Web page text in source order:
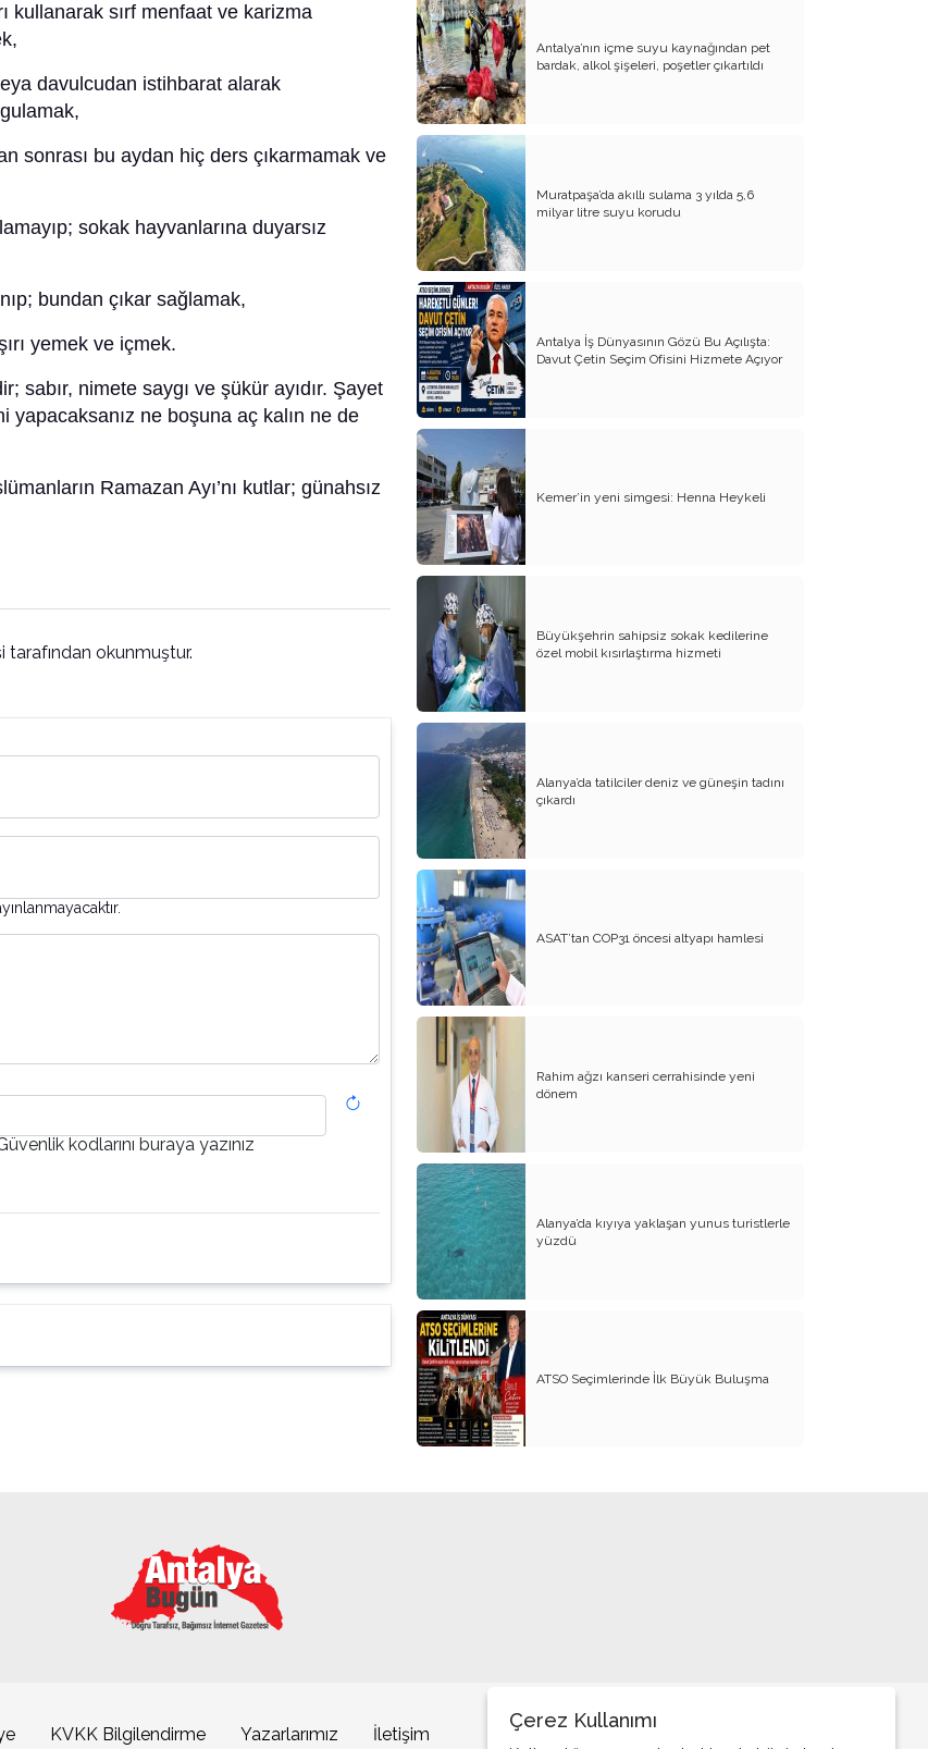
kullanarak sırf menfaat ve karizma
davulcudan istihbarat alarak
sonrası bu aydan hiç ders çıkarmamak ve
sokak hayvanlarına duyarsız
bundan çıkar sağlamak,
yemek ve içmek.
sabır, nimete saygı ve şükür ayıdır. Şayet
yapacaksanız ne boşuna aç kalın ne de
Ramazan Ayı’nı kutlar; günahsız
tarafından okunmuştur.
kodlarını buraya yazınız
Veda Mektubum
Avm’ler Sinek Avlıyor
Hangi Gazetecilerin Günü?
Çok Para, Çok Bela
Geçen Yıldan Akılda Kalanlar
Yeni Yıl Duam
Çağımızın Hastalığı Madde Bağımlılığı
Yürek Burkan İsyanlarım
Organ Nakli ve Bağışı Hakkında
Görüşlerim
Suyumuz Isınıyor Haberiniz Olsun!!
Sözde Kadın Hakları Günü
Engellilerimize Engel Olmayalım
Öğretmenler Günü ve Eğitim
Sistemimiz
Kreşten Üniversiteye Tavsiyelerim
Binalar ve Zinalar
Altın Takı Mağdurları
Protokol
Modifiye Kadınlar
Evliliğin Anatomisi
Diyanet İşleri Hallet Şu İşleri
Mezarcı Hikmet’in Yürek Burkan Hayat
Hikayesi
Neşet Ertaş’ın Anısına
Canım Yurdum İnsanları - 1
Bu Yazım Sözde Değil Özde
Müslüman Olan Ülkeler İçindir!!
Aileme Duyduğum Özlem
Kırtasiye Vurgunu
Dijital Çağın Çocukları
Sıcak, Sıcak Çok Sıcak !!
FİKRET OTYAM’IN ANISINA
BİZDE KAÇ ROWAN VAR ACABA?
SANA NE!!
KADIN CİNAYETLERİNE FARKLI BİR
BAKIŞ
SUYUMUZ ISINIYOR
GÜVEN DUYMADIKLARIM
Antalya’nın içme suyu kaynağından pet
bardak, alkol şişeleri, poşetler çıkartıldı
Muratpaşa’da akıllı sulama 3 yılda 5,6
milyar litre suyu korudu
Antalya İş Dünyasının Gözü Bu Açılışta:
Davut Çetin Seçim Ofisini Hizmete Açıyor
Kemer’in yeni simgesi: Henna Heykeli
Büyükşehrin sahipsiz sokak kedilerine
özel mobil kısırlaştırma hizmeti
Alanya’da tatilciler deniz ve güneşin tadını
çıkardı
ASAT’tan COP31 öncesi altyapı hamlesi
Rahim ağzı kanseri cerrahisinde yeni
dönem
Alanya’da kıyıya yaklaşan yunus turistlerle
yüzdü
ATSO Seçimlerinde İlk Büyük Buluşma
KVKK Bilgilendirme Yazarlarımız İletişim
Çerez Kullanımı